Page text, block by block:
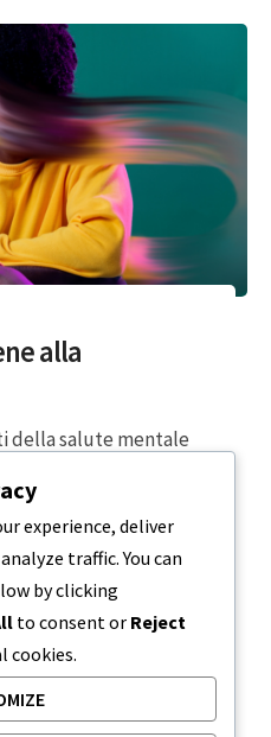
alla
della salute mentale
per l’ansia…
MARZO 2024
experience, deliver
traffic. You can
by clicking
to consent or Reject
cookies.